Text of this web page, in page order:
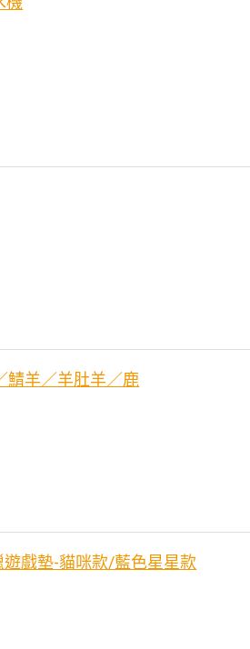
鯖羊／羊肚羊／鹿
遊戲墊-貓咪款/藍色星星款